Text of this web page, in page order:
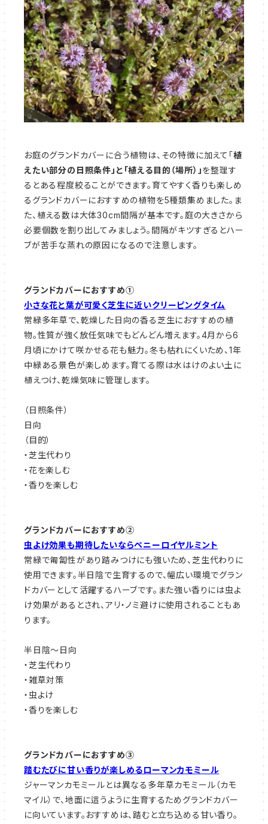
お庭のグランドカバーに合う植物は、その特徴に加えて「植
えたい部分の日照条件」と「植える目的（場所）」を整理す
るとある程度絞ることができます。育てやすく香りも楽しめ
るグランドカバーにおすすめの植物を5種類集めました。ま
た、植える数は大体30cm間隔が基本です。庭の大きさから
必要個数を割り出してみましょう。間隔がキツすぎるとハー
ブが苦手な蒸れの原因になるので注意します。
グランドカバーにおすすめ①
小さな花と葉が可愛く芝生に近いクリーピングタイム
常緑多年草で、乾燥した日向の香る芝生におすすめの植
物。性質が強く放任気味でもどんどん増えます。4月から6
月頃にかけて咲かせる花も魅力。冬も枯れにくいため、1年
中緑ある景色が楽しめます。育てる際は水はけのよい土に
植えつけ、乾燥気味に管理します。
（日照条件）
日向
（目的）
・芝生代わり
・花を楽しむ
・香りを楽しむ
グランドカバーにおすすめ②
虫よけ効果も期待したいならペニーロイヤルミント
常緑で匍匐性があり踏みつけにも強いため、芝生代わりに
使用できます。半日陰で生育するので、幅広い環境でグラン
ドカバーとして活躍するハーブです。また強い香りには虫よ
け効果があるとされ、アリ・ノミ避けに使用されることもあ
ります。
半日陰～日向
・芝生代わり
・雑草対策
・虫よけ
・香りを楽しむ
グランドカバーにおすすめ③
踏むたびに甘い香りが楽しめるローマンカモミール
ジャーマンカモミールとは異なる多年草カモミール（カモ
マイル）で、地面に這うように生育するためグランドカバー
に向いています。おすすめは、踏むと立ち込める甘い香り。